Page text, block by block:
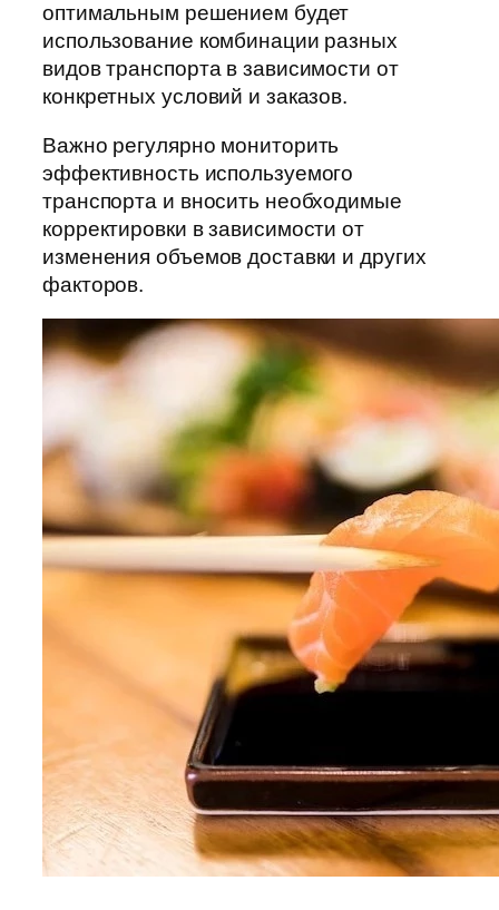
оптимальным решением будет
использование комбинации разных
видов транспорта в зависимости от
конкретных условий и заказов.
Важно регулярно мониторить
эффективность используемого
транспорта и вносить необходимые
корректировки в зависимости от
изменения объемов доставки и других
факторов.